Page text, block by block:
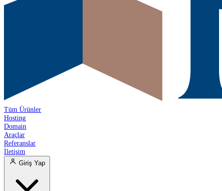
Tüm Ürünler
Hosting
Domain
Araçlar
Referanslar
İletişim
Giriş Yap